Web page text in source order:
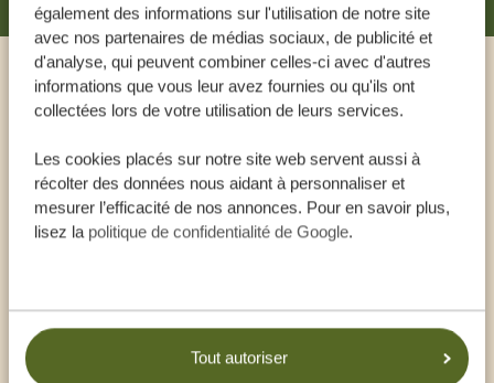
également des informations sur l'utilisation de notre site
avec nos partenaires de médias sociaux, de publicité et
d'analyse, qui peuvent combiner celles-ci avec d'autres
informations que vous leur avez fournies ou qu'ils ont
collectées lors de votre utilisation de leurs services.
Les cookies placés sur notre site web servent aussi à
récolter des données nous aidant à personnaliser et
mesurer l’efficacité de nos annonces. Pour en savoir plus,
lisez la politique de confidentialité de Google.
Tout autoriser
Appeler un expert
NOS SPÉCIALISTES SONT LÀ POUR VOUS
AIDER
AUTRES PAYS